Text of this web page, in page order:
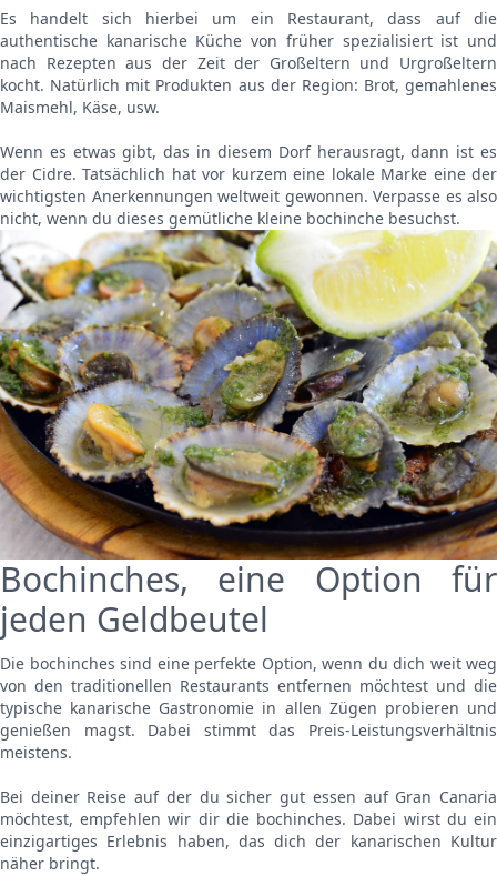
Es handelt sich hierbei um ein Restaurant, dass auf die
authentische kanarische Küche von früher spezialisiert ist und
nach Rezepten aus der Zeit der Großeltern und Urgroßeltern
kocht. Natürlich mit Produkten aus der Region: Brot, gemahlenes
Maismehl, Käse, usw.
Wenn es etwas gibt, das in diesem Dorf herausragt, dann ist es
der Cidre. Tatsächlich hat vor kurzem eine lokale Marke eine der
wichtigsten Anerkennungen weltweit gewonnen. Verpasse es also
nicht, wenn du dieses gemütliche kleine bochinche besuchst.
Bochinches, eine Option für
jeden Geldbeutel
Die bochinches sind eine perfekte Option, wenn du dich weit weg
von den traditionellen Restaurants entfernen möchtest und die
typische kanarische Gastronomie in allen Zügen probieren und
genießen magst. Dabei stimmt das Preis-Leistungsverhältnis
meistens.
Bei deiner Reise auf der du sicher gut essen auf Gran Canaria
möchtest, empfehlen wir dir die bochinches. Dabei wirst du ein
einzigartiges Erlebnis haben, das dich der kanarischen Kultur
näher bringt.